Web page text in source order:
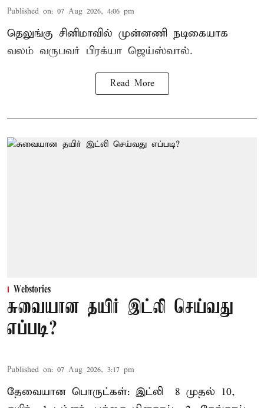
Published on: 07 Aug 2026, 4:06 pm
தெலுங்கு சினிமாவில் முன்னணி நடிகையாக
வலம் வருபவர் பிரக்யா ஜெய்ஸ்வால்.
Read More
Webstories
சுவையான தயிர் இட்லி செய்வது
எப்படி?
Published on: 07 Aug 2026, 3:17 pm
தேவையான பொருட்கள்: இட்லி – 8 முதல் 10,